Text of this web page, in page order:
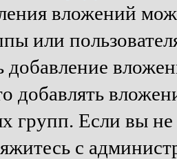
вложений
или
добавление
добавлять
групп. Если вы не
с